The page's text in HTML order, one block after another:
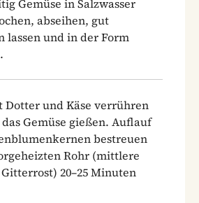
Gemüse in Salzwasser
abseihen, gut
lassen und in der Form
Dotter und Käse verrühren
Gemüse gießen. Auflauf
bestreuen
Rohr (mittlere
20–25 Minuten